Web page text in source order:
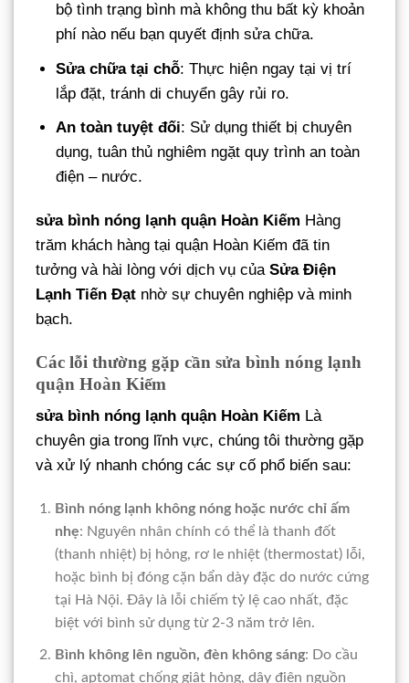
bộ tình trạng bình mà không thu bất kỳ khoản
phí nào nếu bạn quyết định sửa chữa.
Sửa chữa tại chỗ: Thực hiện ngay tại vị trí
lắp đặt, tránh di chuyển gây rủi ro.
An toàn tuyệt đối: Sử dụng thiết bị chuyên
dụng, tuân thủ nghiêm ngặt quy trình an toàn
điện – nước.
sửa bình nóng lạnh quận Hoàn Kiếm Hàng
trăm khách hàng tại quận Hoàn Kiếm đã tin
tưởng và hài lòng với dịch vụ của Sửa Điện
Lạnh Tiến Đạt nhờ sự chuyên nghiệp và minh
bạch.
Các lỗi thường gặp cần sửa bình nóng lạnh
quận Hoàn Kiếm
sửa bình nóng lạnh quận Hoàn Kiếm Là
chuyên gia trong lĩnh vực, chúng tôi thường gặp
và xử lý nhanh chóng các sự cố phổ biến sau:
Bình nóng lạnh không nóng hoặc nước chỉ ấm
nhẹ: Nguyên nhân chính có thể là thanh đốt
(thanh nhiệt) bị hỏng, rơ le nhiệt (thermostat) lỗi,
hoặc bình bị đóng cặn bẩn dày đặc do nước cứng
tại Hà Nội. Đây là lỗi chiếm tỷ lệ cao nhất, đặc
biệt với bình sử dụng từ 2-3 năm trở lên.
Bình không lên nguồn, đèn không sáng: Do cầu
chì, aptomat chống giật hỏng, dây điện nguồn